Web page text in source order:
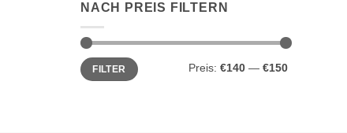
NACH PREIS FILTERN
Min.
Preis
Max.
PreisFILTER Preis: €140— €150